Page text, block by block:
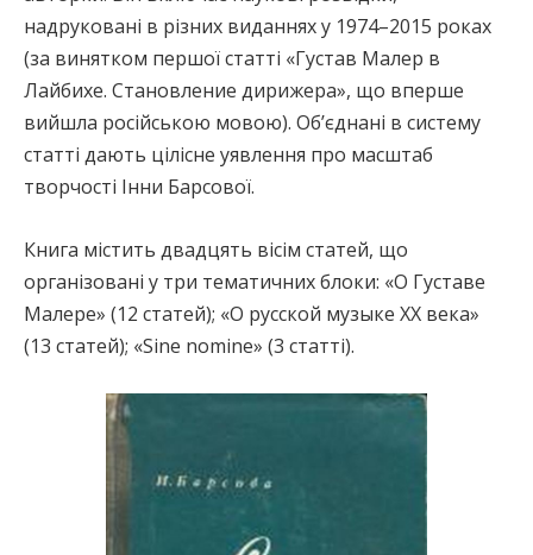
надруковані в різних виданнях у 1974–2015 роках
(за винятком першої статті «Густав Малер в
Лайбихе. Становление дирижера», що вперше
вийшла російською мовою). Об’єднані в систему
статті дають цілісне уявлення про масштаб
творчості Інни Барсової.
Книга містить двадцять вісім статей, що
організовані у три тематичних блоки: «О Густаве
Малере» (12 статей); «О русской музыке XX века»
(13 статей); «Sine nomine» (3 статті).